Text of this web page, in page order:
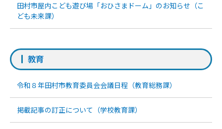
田村市屋内こども遊び場「おひさまドーム」のお知らせ（こ
ども未来課）
教育
令和８年田村市教育委員会会議日程（教育総務課）
掲載記事の訂正について（学校教育課）